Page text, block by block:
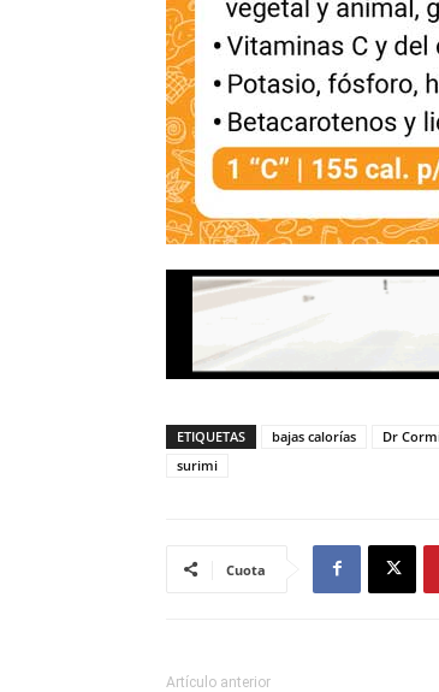
ETIQUETAS bajas calorías Dr
surimi
Cuota
Artículo anterior